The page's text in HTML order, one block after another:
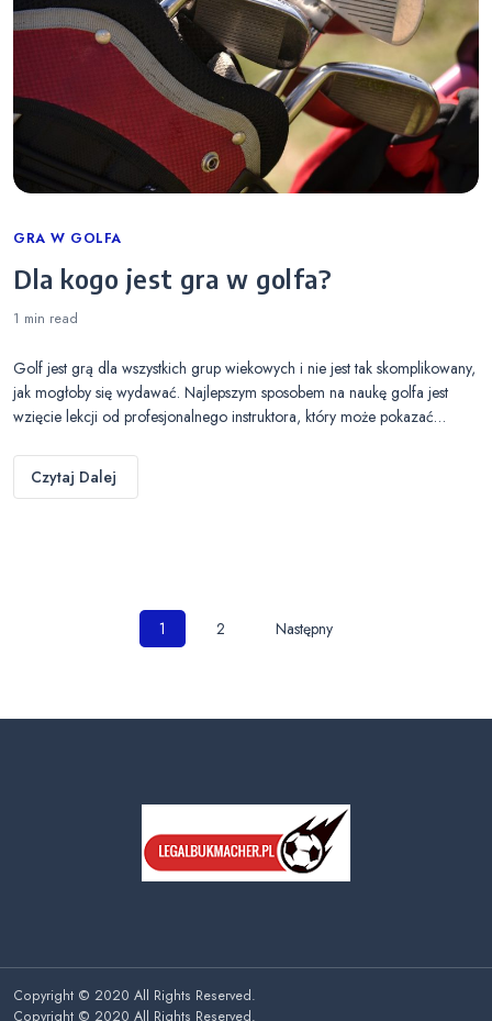
Categories
GRA W GOLFA
Dla kogo jest gra w golfa?
1 min read
Golf jest grą dla wszystkich grup wiekowych i nie jest tak skomplikowany,
jak mogłoby się wydawać. Najlepszym sposobem na naukę golfa jest
wzięcie lekcji od profesjonalnego instruktora, który może pokazać…
Czytaj Dalej
Nawigacja
1 2 Następny
Copyright © 2020 All Rights Reserved.
Copyright © 2020 All Rights Reserved.